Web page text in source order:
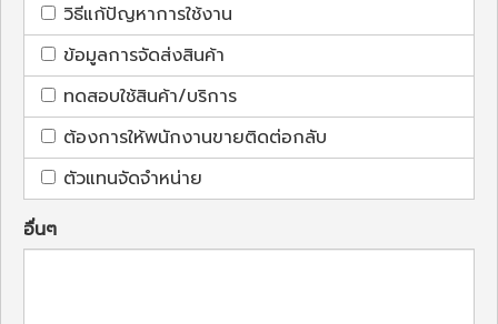
วิธีแก้ปัญหาการใช้งาน
ข้อมูลการจัดส่งสินค้า
ทดสอบใช้สินค้า/บริการ
ต้องการให้พนักงานขายติดต่อกลับ
ตัวแทนจัดจำหน่าย
อื่นๆ